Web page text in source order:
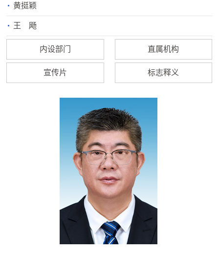
黄挺颖
王 飏
内设部门 直属机构
宣传片 标志释义